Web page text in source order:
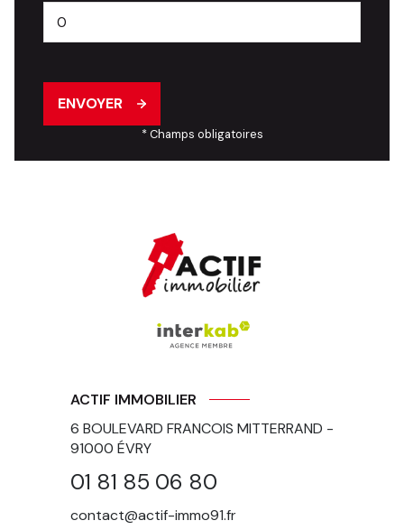
ENVOYER
* Champs obligatoires
ACTIF IMMOBILIER
6 BOULEVARD FRANCOIS MITTERRAND -
91000 ÉVRY
01 81 85 06 80
contact@actif-immo91.fr